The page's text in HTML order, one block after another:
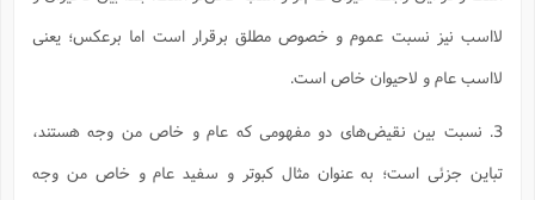
لااسب نیز نسبت عموم و خصوص مطلق برقرار است اما برعکس؛ یعنی
لااسب عام و لاحیوان خاص است.
3. نسبت بین نقیض‌های دو مفهومی که عام و خاص من وجه هستند،
تباین جزئی است؛ به عنوان مثال کبوتر و سفید عام و خاص من وجه